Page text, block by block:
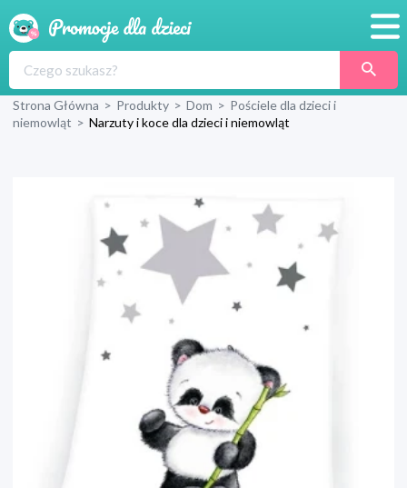
Produkty
Blog
Wyprawka
Strona Główna > Produkty > Dom > Pościele dla dzieci i
niemowląt > Narzuty i koce dla dzieci i niemowląt